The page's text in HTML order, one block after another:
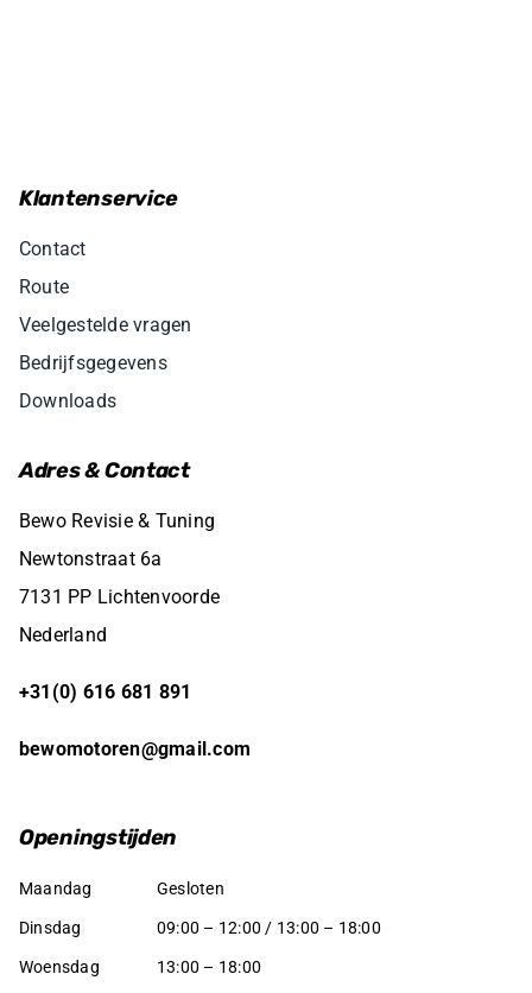
Klantenservice
Contact
Route
Veelgestelde vragen
Bedrijfsgegevens
Downloads
Adres & Contact
Bewo Revisie & Tuning
Newtonstraat 6a
7131 PP Lichtenvoorde
Nederland
+31(0) 616 681 891
bewomotoren@gmail.com
Openingstijden
Maandag Gesloten
Dinsdag 09:00 – 12:00 / 13:00 – 18:00
Woensdag 13:00 – 18:00